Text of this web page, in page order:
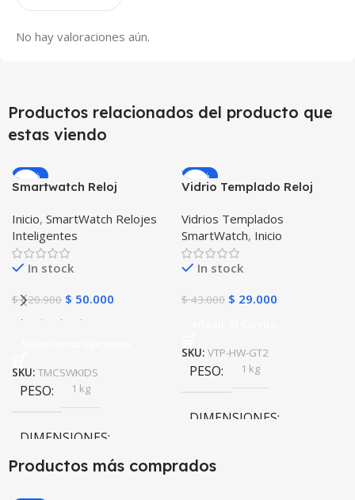
No hay valoraciones aún.
Productos relacionados del producto que
estas viendo
-59%
Smartwatch Reloj
GPS Ubicar Niños SOS
Inicio, SmartWatch Relojes
Inteligentes
In stock
$120.900 $ 50.000
SKU: TMCSWKIDS
PESO 1 kg
DIMENSIONES
-33%
Vidrio Templado Reloj
Huawei Gt2 46mm X2
Unidades
Vidrios Templados
SmartWatch, Inicio
In stock
$43.000 $ 29.000
SKU: VTP-HW-GT2
PESO 1 kg
DIMENSIONES
20 × 20 × 20 cm
Productos más comprados